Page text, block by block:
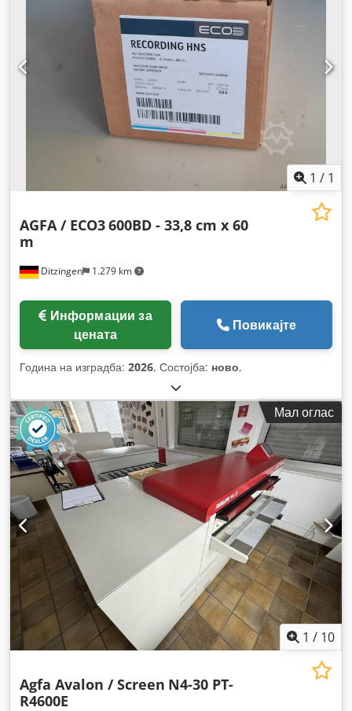
1 / 1
Ditzingen 1.279 km
AGFA / ECO3600BD - 33,8 cm x 60
m
цената
Повикајте
Година на изградба: 2026, Состојба: ново,
Мал оглас
1 / 10
Agfa Avalon / Screen N4-30 PT-
R4600E